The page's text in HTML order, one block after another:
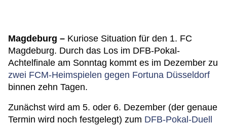
Magdeburg – Kuriose Situation für den 1. FC
Magdeburg. Durch das Los im DFB-Pokal-
Achtelfinale am Sonntag kommt es im Dezember zu
zwei FCM-Heimspielen gegen Fortuna Düsseldorf
binnen zehn Tagen.
Zunächst wird am 5. oder 6. Dezember (der genaue
Termin wird noch festgelegt) zum DFB-Pokal-Duell